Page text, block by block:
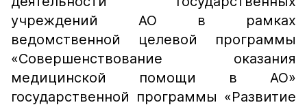
учреждений АО в рамках
ведомственной целевой программы
«Совершенствование оказания
медицинской помощи в АО»
государственной программы «Развитие